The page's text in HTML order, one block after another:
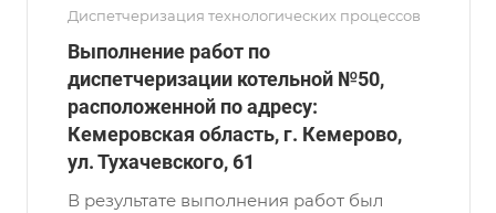
Диспетчеризация технологических процессов
Выполнение работ по
диспетчеризации котельной №50,
расположенной по адресу:
Кемеровская область, г. Кемерово,
ул. Тухачевского, 61
В результате выполнения работ был